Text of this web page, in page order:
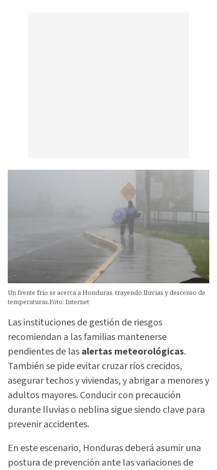
Un frente frío se acerca a Honduras, trayendo lluvias y descenso de
temperaturas.Foto: Internet
Las instituciones de gestión de riesgos
recomiendan a las familias mantenerse
pendientes de lasalertas meteorológicas.
También se pide evitar cruzar ríos crecidos,
asegurar techos y viviendas, y abrigar a menores y
adultos mayores. Conducir con precaución
durante lluvias o neblina sigue siendo clave para
prevenir accidentes.
En este escenario, Honduras deberá asumir una
postura de prevención ante las variaciones de